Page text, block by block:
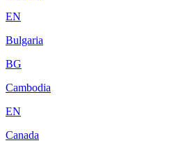
EN
Bulgaria
BG
Cambodia
EN
Canada